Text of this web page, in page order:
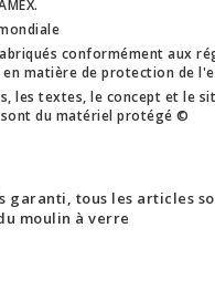
conformément aux
en matière de protection de
les textes, le concept et le
du matériel protégé ©
garanti, tous les articles
moulin à verre